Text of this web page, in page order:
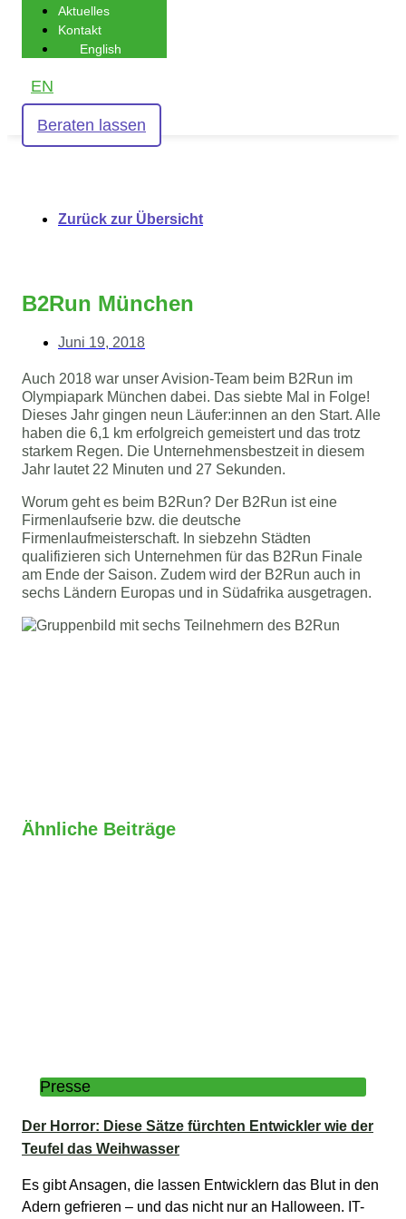
Aktuelles
Kontakt
English
EN
Beraten lassen
Zurück zur Übersicht
B2Run München
Juni 19, 2018
Auch 2018 war unser Avision-Team beim B2Run im
Olympiapark München dabei. Das siebte Mal in Folge!
Dieses Jahr gingen neun Läufer:innen an den Start. Alle
haben die 6,1 km erfolgreich gemeistert und das trotz
starkem Regen. Die Unternehmensbestzeit in diesem
Jahr lautet 22 Minuten und 27 Sekunden.
Worum geht es beim B2Run? Der B2Run ist eine
Firmenlaufserie bzw. die deutsche
Firmenlaufmeisterschaft. In siebzehn Städten
qualifizieren sich Unternehmen für das B2Run Finale
am Ende der Saison. Zudem wird der B2Run auch in
sechs Ländern Europas und in Südafrika ausgetragen.
Ähnliche Beiträge
Presse
Der Horror: Diese Sätze fürchten Entwickler wie der
Teufel das Weihwasser
Es gibt Ansagen, die lassen Entwicklern das Blut in den
Adern gefrieren – und das nicht nur an Halloween. IT-